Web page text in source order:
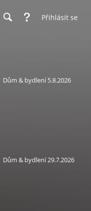
Přihlásit se
Dům & bydlení 5.8.2026
Dům & bydlení 29.7.2026